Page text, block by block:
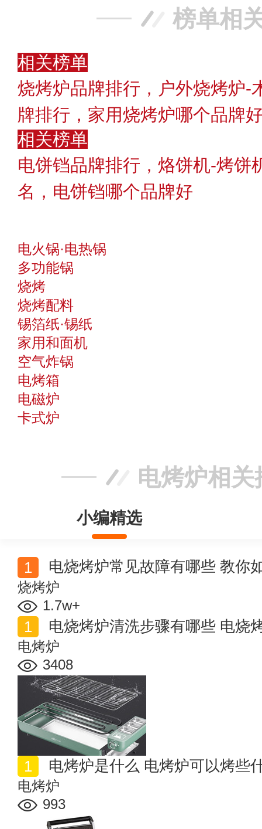
榜单相
相关榜单
烧烤炉品牌排行，户外烧烤炉-
牌排行，家用烧烤炉哪个品牌
相关榜单
电饼铛品牌排行，烙饼机-烤饼
名，电饼铛哪个品牌好
电火锅·电热锅
多功能锅
烧烤
烧烤配料
锡箔纸·锡纸
家用和面机
空气炸锅
电烤箱
电磁炉
卡式炉
电烤炉相关
小编精选
电烧烤炉常见故障有哪些 教你
烧烤炉
1.7w+
电烧烤炉清洗步骤有哪些 电烧
电烤炉
3408
电烤炉是什么 电烤炉可以烤些
电烤炉
993